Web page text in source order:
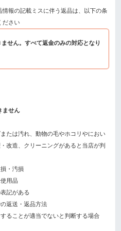
報の記載ミスに伴う返品は、以下の条
ださい
せん。すべて返金のみの対応となり
ません
たは汚れ、動物の毛やホコリやにおい
改造、クリーニングがあると当店が判
・汚損
用品
記がある
返送・返品方法
ることが適当でないと判断する場合